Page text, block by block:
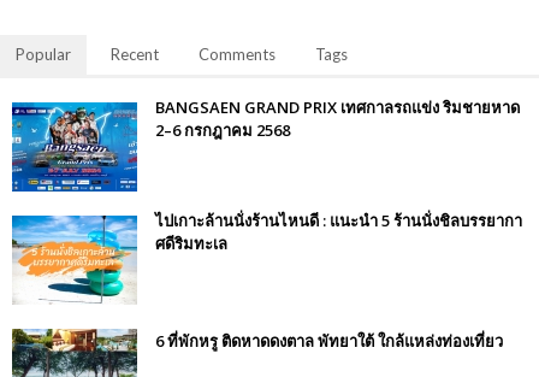
Popular Recent Comments Tags
BANGSAEN GRAND PRIX เทศกาลรถแข่ง ริมชายหาด
2–6 กรกฎาคม 2568
ไปเกาะล้านนั่งร้านไหนดี : แนะนำ 5 ร้านนั่งชิลบรรยากา
ศดีริมทะเล
6 ที่พักหรู ติดหาดดงตาล พัทยาใต้ ใกล้แหล่งท่องเที่ยว